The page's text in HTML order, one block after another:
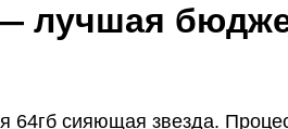
лучшая
сияющая звезда.